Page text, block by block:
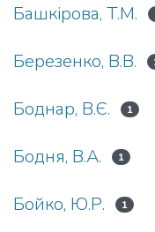
Башкірова, Т.М.
Березенко, В.В.
Боднар, В.Є. 1
Бодня, В.А. 1
Бойко, Ю.Р. 1